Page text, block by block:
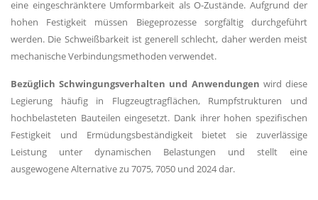
eine eingeschränktere Umformbarkeit als O-Zustände. Aufgrund der
hohen Festigkeit müssen Biegeprozesse sorgfältig durchgeführt
werden. Die Schweißbarkeit ist generell schlecht, daher werden meist
mechanische Verbindungsmethoden verwendet.
Bezüglich Schwingungsverhalten und Anwendungen wird diese
Legierung häufig in Flugzeugtragflächen, Rumpfstrukturen und
hochbelasteten Bauteilen eingesetzt. Dank ihrer hohen spezifischen
Festigkeit und Ermüdungsbeständigkeit bietet sie zuverlässige
Leistung unter dynamischen Belastungen und stellt eine
ausgewogene Alternative zu 7075, 7050 und 2024 dar.